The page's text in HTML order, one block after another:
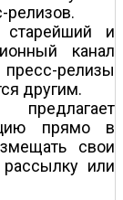
релизов.
и
канал
релизы
другим.
прямо в
свои
или